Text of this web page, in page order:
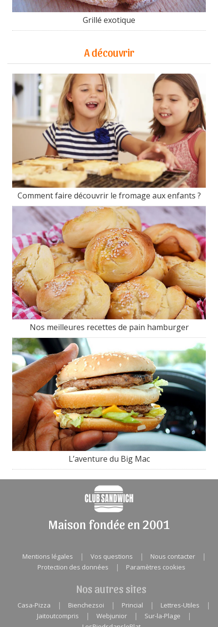
Grillé exotique
A découvrir
Comment faire découvrir le fromage aux enfants ?
Nos meilleures recettes de pain hamburger
L’aventure du Big Mac
Maison fondée en 2001
Mentions légales | Vos questions | Nous contacter |
Protection des données | Paramètres cookies
Nos autres sites
Casa-Pizza | Bienchezsoi | Princial | Lettres-Utiles |
Jaitoutcompris | Webjunior | Sur-la-Plage |